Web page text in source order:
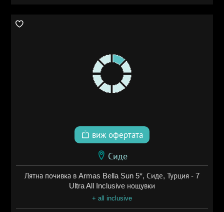
виж офертата
Сиде
Лятна почивка в Armas Bella Sun 5*, Сиде, Турция - 7
Ultra All Inclusive нощувки
+ all inclusive